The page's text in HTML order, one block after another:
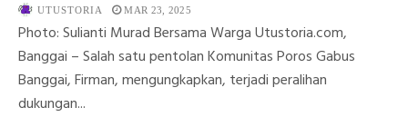
UTUSTORIA MAR 23, 2025
Photo: Sulianti Murad Bersama Warga Utustoria.com,
Banggai – Salah satu pentolan Komunitas Poros Gabus
Banggai, Firman, mengungkapkan, terjadi peralihan
dukungan...